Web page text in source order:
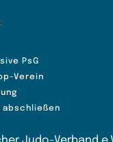
PsG
Verein